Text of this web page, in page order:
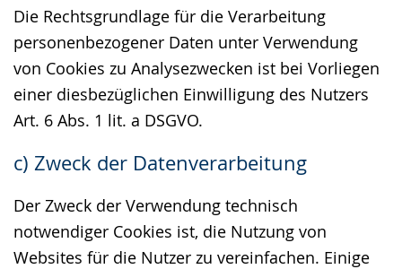
Die Rechtsgrundlage für die Verarbeitung
personenbezogener Daten unter Verwendung
von Cookies zu Analysezwecken ist bei Vorliegen
einer diesbezüglichen Einwilligung des Nutzers
Art. 6 Abs. 1 lit. a DSGVO.
c) Zweck der Datenverarbeitung
Der Zweck der Verwendung technisch
notwendiger Cookies ist, die Nutzung von
Websites für die Nutzer zu vereinfachen. Einige